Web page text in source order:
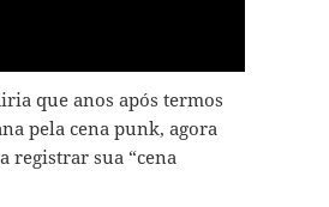
que anos após termos
pela cena punk, agora
registrar sua “cena